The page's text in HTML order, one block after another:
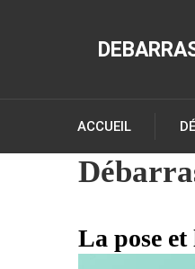
ACCUEIL
La pose